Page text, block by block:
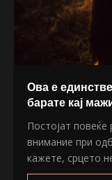
Ова е
барате кај
Постојат
внимание при
кажете, срцето